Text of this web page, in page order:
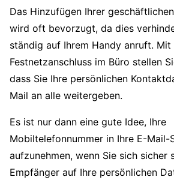
Das Hinzufügen Ihrer
wird oft bevorzugt, da dies
ständig auf Ihrem Handy anruft. Mit
Festnetzanschluss im Büro stellen
dass Sie Ihre persönlichen
Mail an alle weitergeben.
Es ist nur dann eine gute Idee, Ihre
Mobiltelefonnummer in Ihre E-Mail-
aufzunehmen, wenn Sie sich sicher
Empfänger auf Ihre persönlichen